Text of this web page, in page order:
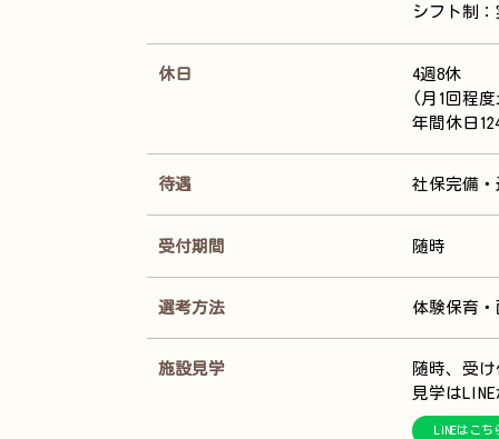
シフト制
休日
4週8休
(月1回程
年間休日
待遇 社保完備
受付期間 随時
選考方法 体験保育
施設見学
随時、受
見学は
LINEはこ